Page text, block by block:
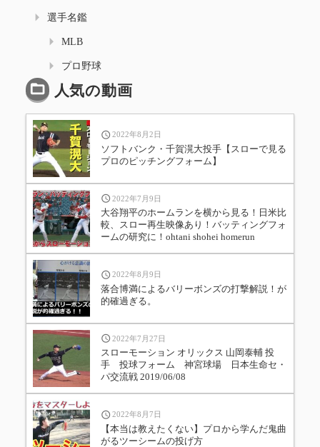
選手名鑑
MLB
プロ野球
人気の動画
2022年8月2日
ソフトバンク・千賀滉大投手【スローで見る
プロのピッチングフォーム】
2022年7月9日
大谷翔平のホームランを横から見る！日米比
較、スロー再生映像あり！バッティングフォ
ームの研究に！ohtani shohei homerun
2022年8月9日
落合博満によるバリーボンズの打撃解説！が
的確過ぎる。
2022年7月27日
スローモーション オリックス 山岡泰輔 投
手 投球フォーム 神宮球場 日本生命セ・
パ交流戦 2019/06/08
2022年8月7日
【本当は教えたくない】プロから学んだ鬼曲
がるツーシームの投げ方